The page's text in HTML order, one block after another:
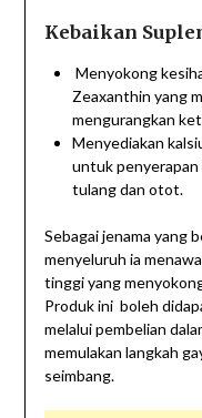
Kebaikan
Menyokong
Zeaxanthin yang
mengurangkan
Menyediakan
untuk
tulang dan otot.
Sebagai jenama yang
menyeluruh ia
tinggi yang
Produk ini boleh
melalui pembelian
memulakan langkah
seimbang.